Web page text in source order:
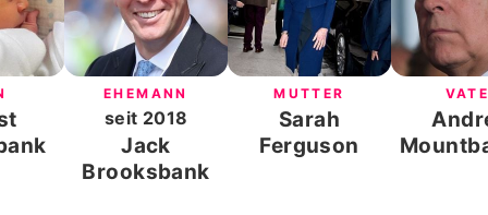
EHEMANN
seit 2018
Jack
Brooksbank
MUTTER
Sarah
Ferguson